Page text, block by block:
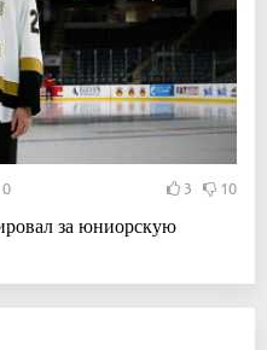
3 10
за юниорскую